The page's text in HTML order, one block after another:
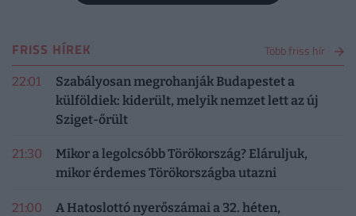
FRISS HÍREK Több friss hír
22:01
Szabályosan megrohanják Budapestet a
külföldiek: kiderült, melyik nemzet lett az új
Sziget-őrült
21:30
Mikor a legolcsóbb Törökország? Eláruljuk,
mikor érdemes Törökországba utazni
21:00
A Hatoslottó nyerőszámai a 32. héten,